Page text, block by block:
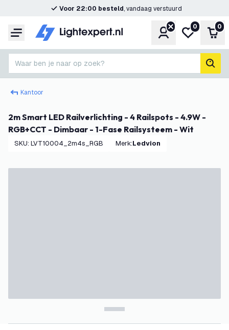
Voor 22:00 besteld, vandaag verstuurd
Menu Account
Mijn
0 0
Waar ben je naar op zoek?
Kantoor
2m Smart LED Railverlichting - 4 Railspots - 4.9W -
RGB+CCT - Dimbaar - 1-Fase Railsysteem - Wit
SKU: LVT10004_2m4s_RGB Merk: Ledvion